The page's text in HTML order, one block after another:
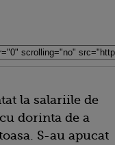
la salariile de
dorinta de a
S-au apucat